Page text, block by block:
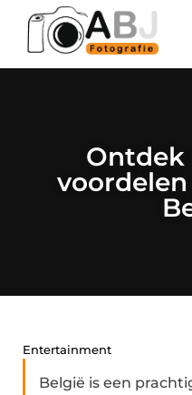
Ontdek
Entertainment
België is een